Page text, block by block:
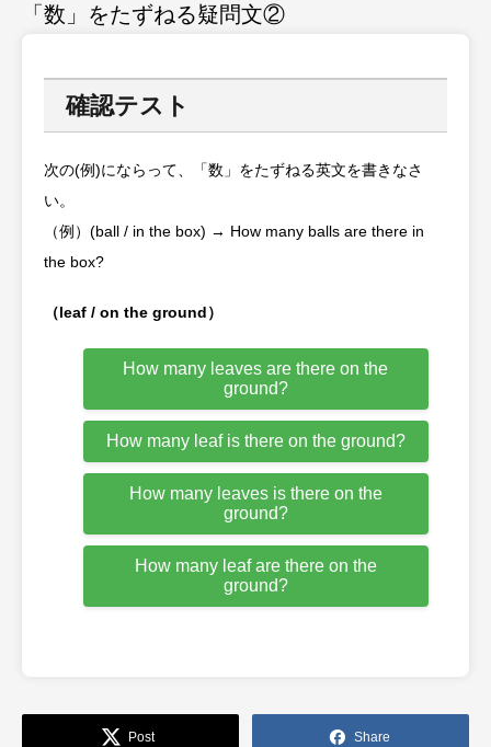
「数」をたずねる疑問文②
確認テスト
次の(例)にならって、「数」をたずねる英文を書きなさ
い。
（例）(ball / in the box) → How many balls are there in
the box?
（leaf / on the ground）
How many leaves are there on the
ground?
How many leaf is there on the ground?
How many leaves is there on the
ground?
How many leaf are there on the
ground?
Post Share